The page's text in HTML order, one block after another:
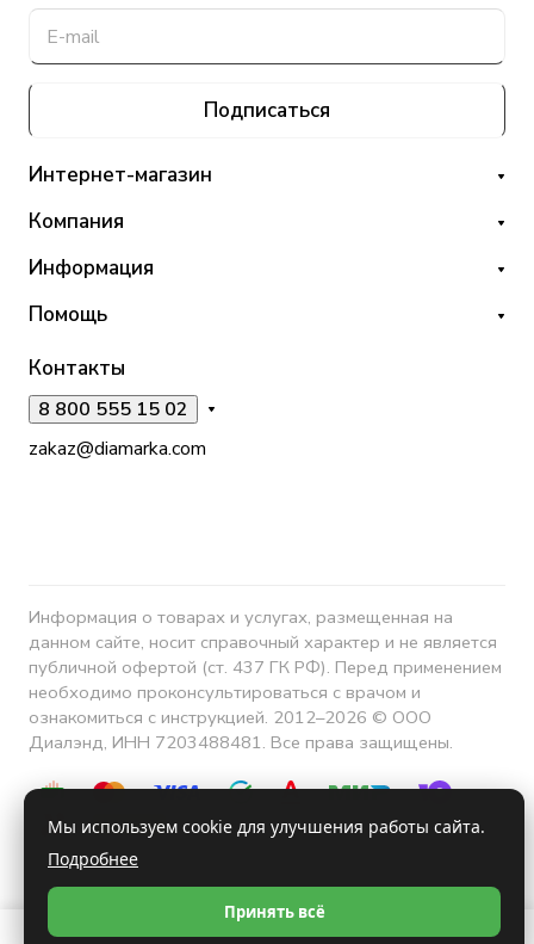
Подписаться
Интернет-магазин
Компания
Информация
Помощь
Контакты
8 800 555 15 02
zakaz@diamarka.com
Информация о товарах и услугах, размещенная на
данном сайте, носит справочный характер и не является
публичной офертой (ст. 437 ГК РФ). Перед применением
необходимо проконсультироваться с врачом и
ознакомиться с инструкцией. 2012–2026 © ООО
Диалэнд, ИНН 7203488481. Все права защищены.
Конфиденциальность
Мы используем cookie для улучшения работы сайта.
Подробнее
Принять всё